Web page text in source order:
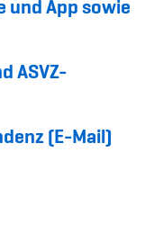
und App sowie
ASVZ-
(E-Mail)